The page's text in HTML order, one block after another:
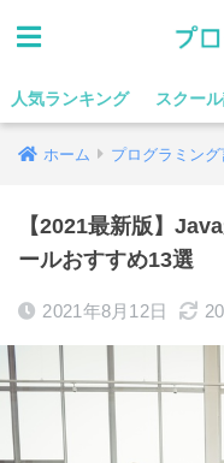
人気ランキング スクー
ホーム プログラミン
【2021最新版】
ールおすすめ13選
2021年8月12日